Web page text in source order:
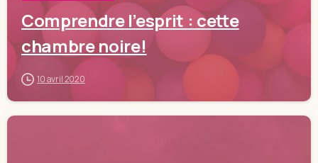
Comprendre l’esprit : cette
chambre noire!
10 avril 2020